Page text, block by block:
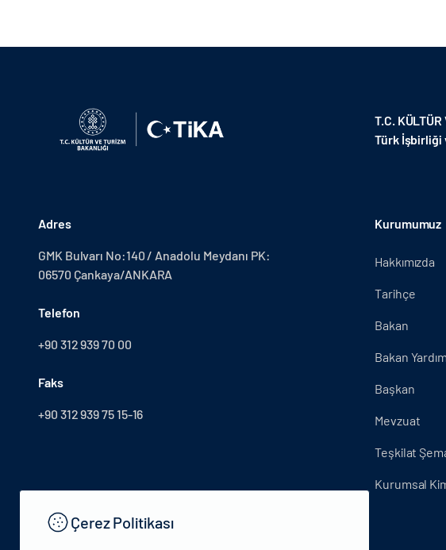
T.C.
Türk İşbirliği
Adres
GMK Bulvarı No:140 / Anadolu Meydanı PK:
06570 Çankaya/ANKARA
Telefon
+90 312 939 70 00
Faks
+90 312 939 75 15-16
Kurumumuz
Hakkımızda
Tarihçe
Bakan
Bakan
Başkan
Mevzuat
Teşkilat
Kurumsal
Çerez Politikası